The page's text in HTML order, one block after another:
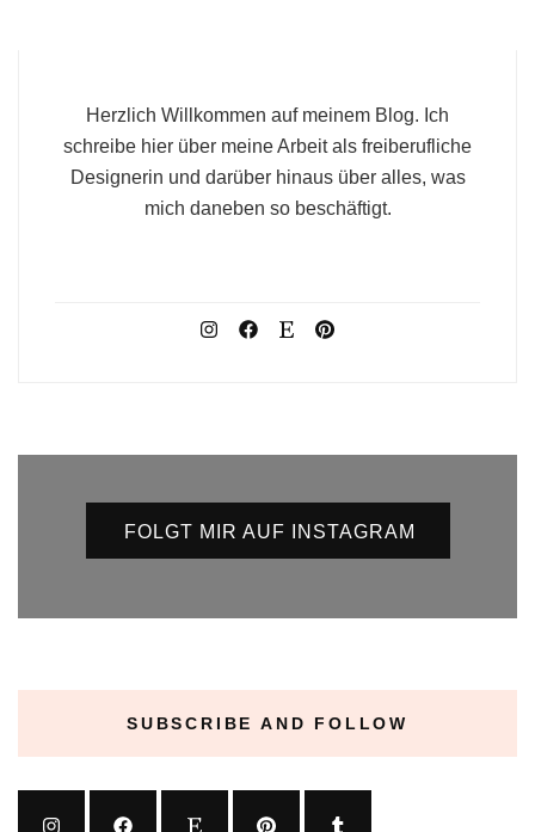
Herzlich Willkommen auf meinem Blog. Ich
schreibe hier über meine Arbeit als freiberufliche
Designerin und darüber hinaus über alles, was
mich daneben so beschäftigt.
FOLGT MIR AUF INSTAGRAM
SUBSCRIBE AND FOLLOW